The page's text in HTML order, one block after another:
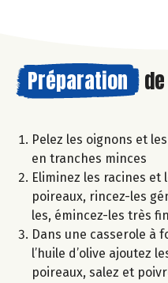
Préparation
Pelez les oignons et
en tranches minces
Eliminez les racines
poireaux, rincez-les
les, émincez-les très
Dans une casserole à
l’huile d’olive ajoutez
poireaux, salez et